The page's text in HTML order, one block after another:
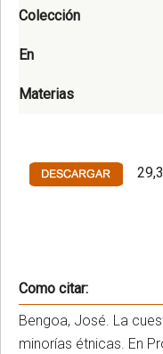
Colección
En
Materias
Como citar:
Bengoa, José. La
minorías étnicas. En